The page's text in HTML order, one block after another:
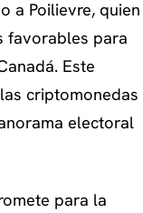
a Poilievre, quien
favorables para
Este
criptomonedas
electoral
para la